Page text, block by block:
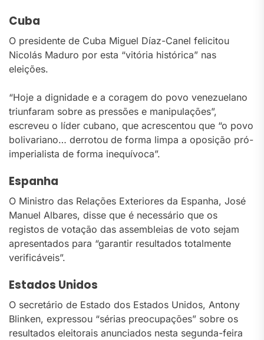
Cuba
O presidente de Cuba Miguel Díaz-Canel felicitou
Nicolás Maduro por esta “vitória histórica” nas
eleições.
“Hoje a dignidade e a coragem do povo venezuelano
triunfaram sobre as pressões e manipulações”,
escreveu o líder cubano, que acrescentou que “o povo
bolivariano… derrotou de forma limpa a oposição pró-
imperialista de forma inequívoca”.
Espanha
O Ministro das Relações Exteriores da Espanha, José
Manuel Albares, disse que é necessário que os
registos de votação das assembleias de voto sejam
apresentados para “garantir resultados totalmente
verificáveis”.
Estados Unidos
O secretário de Estado dos Estados Unidos, Antony
Blinken, expressou “sérias preocupações” sobre os
resultados eleitorais anunciados nesta segunda-feira